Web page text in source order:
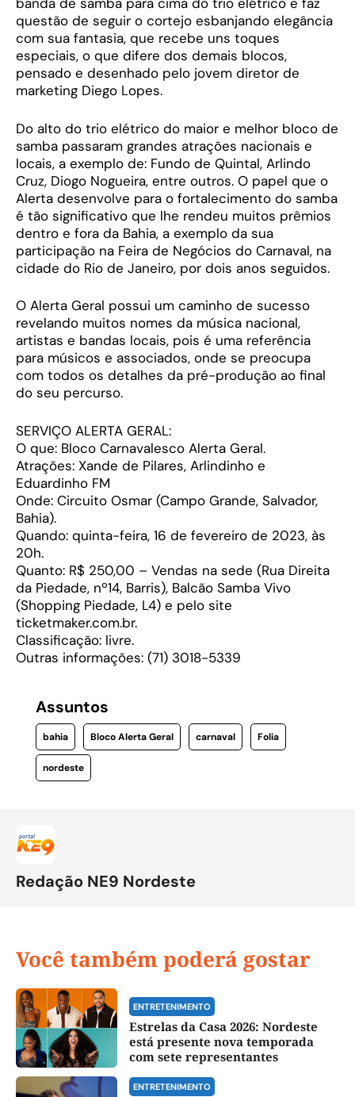
banda de samba para cima do trio elétrico e faz
questão de seguir o cortejo esbanjando elegância
com sua fantasia, que recebe uns toques
especiais, o que difere dos demais blocos,
pensado e desenhado pelo jovem diretor de
marketing Diego Lopes.
Do alto do trio elétrico do maior e melhor bloco de
samba passaram grandes atrações nacionais e
locais, a exemplo de: Fundo de Quintal, Arlindo
Cruz, Diogo Nogueira, entre outros. O papel que o
Alerta desenvolve para o fortalecimento do samba
é tão significativo que lhe rendeu muitos prêmios
dentro e fora da Bahia, a exemplo da sua
participação na Feira de Negócios do Carnaval, na
cidade do Rio de Janeiro, por dois anos seguidos.
O Alerta Geral possui um caminho de sucesso
revelando muitos nomes da música nacional,
artistas e bandas locais, pois é uma referência
para músicos e associados, onde se preocupa
com todos os detalhes da pré-produção ao final
do seu percurso.
SERVIÇO ALERTA GERAL:
O que: Bloco Carnavalesco Alerta Geral.
Atrações: Xande de Pilares, Arlindinho e
Eduardinho FM
Onde: Circuito Osmar (Campo Grande, Salvador,
Bahia).
Quando: quinta-feira, 16 de fevereiro de 2023, às
20h.
Quanto: R$ 250,00 – Vendas na sede (Rua Direita
da Piedade, nº14, Barris), Balcão Samba Vivo
(Shopping Piedade, L4) e pelo site
ticketmaker.com.br.
Classificação: livre.
Outras informações: (71) 3018-5339
Assuntos
bahia Bloco Alerta Geral carnaval Folia
nordeste
Redação NE9 Nordeste
Você também poderá gostar
ENTRETENIMENTO
Estrelas da Casa 2026: Nordeste
está presente nova temporada
com sete representantes
ENTRETENIMENTO